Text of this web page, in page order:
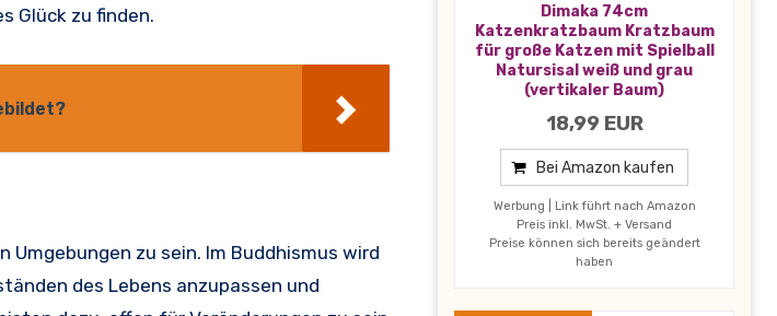
Glück zu finden.
zu sein. Im Buddhismus wird
des Lebens anzupassen und
Dimaka 74cm
Katzenkratzbaum Kratzbaum
für große Katzen mit Spielball
Natursisal weiß und grau
(vertikaler Baum)
18,99 EUR
Bei Amazon kaufen
Werbung | Link führt nach Amazon
Preis inkl. MwSt. + Versand
Preise können sich bereits geändert
haben